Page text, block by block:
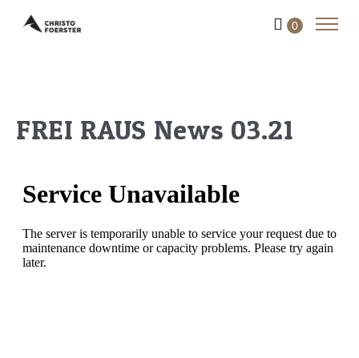
0
FREI RAUS News 03.21